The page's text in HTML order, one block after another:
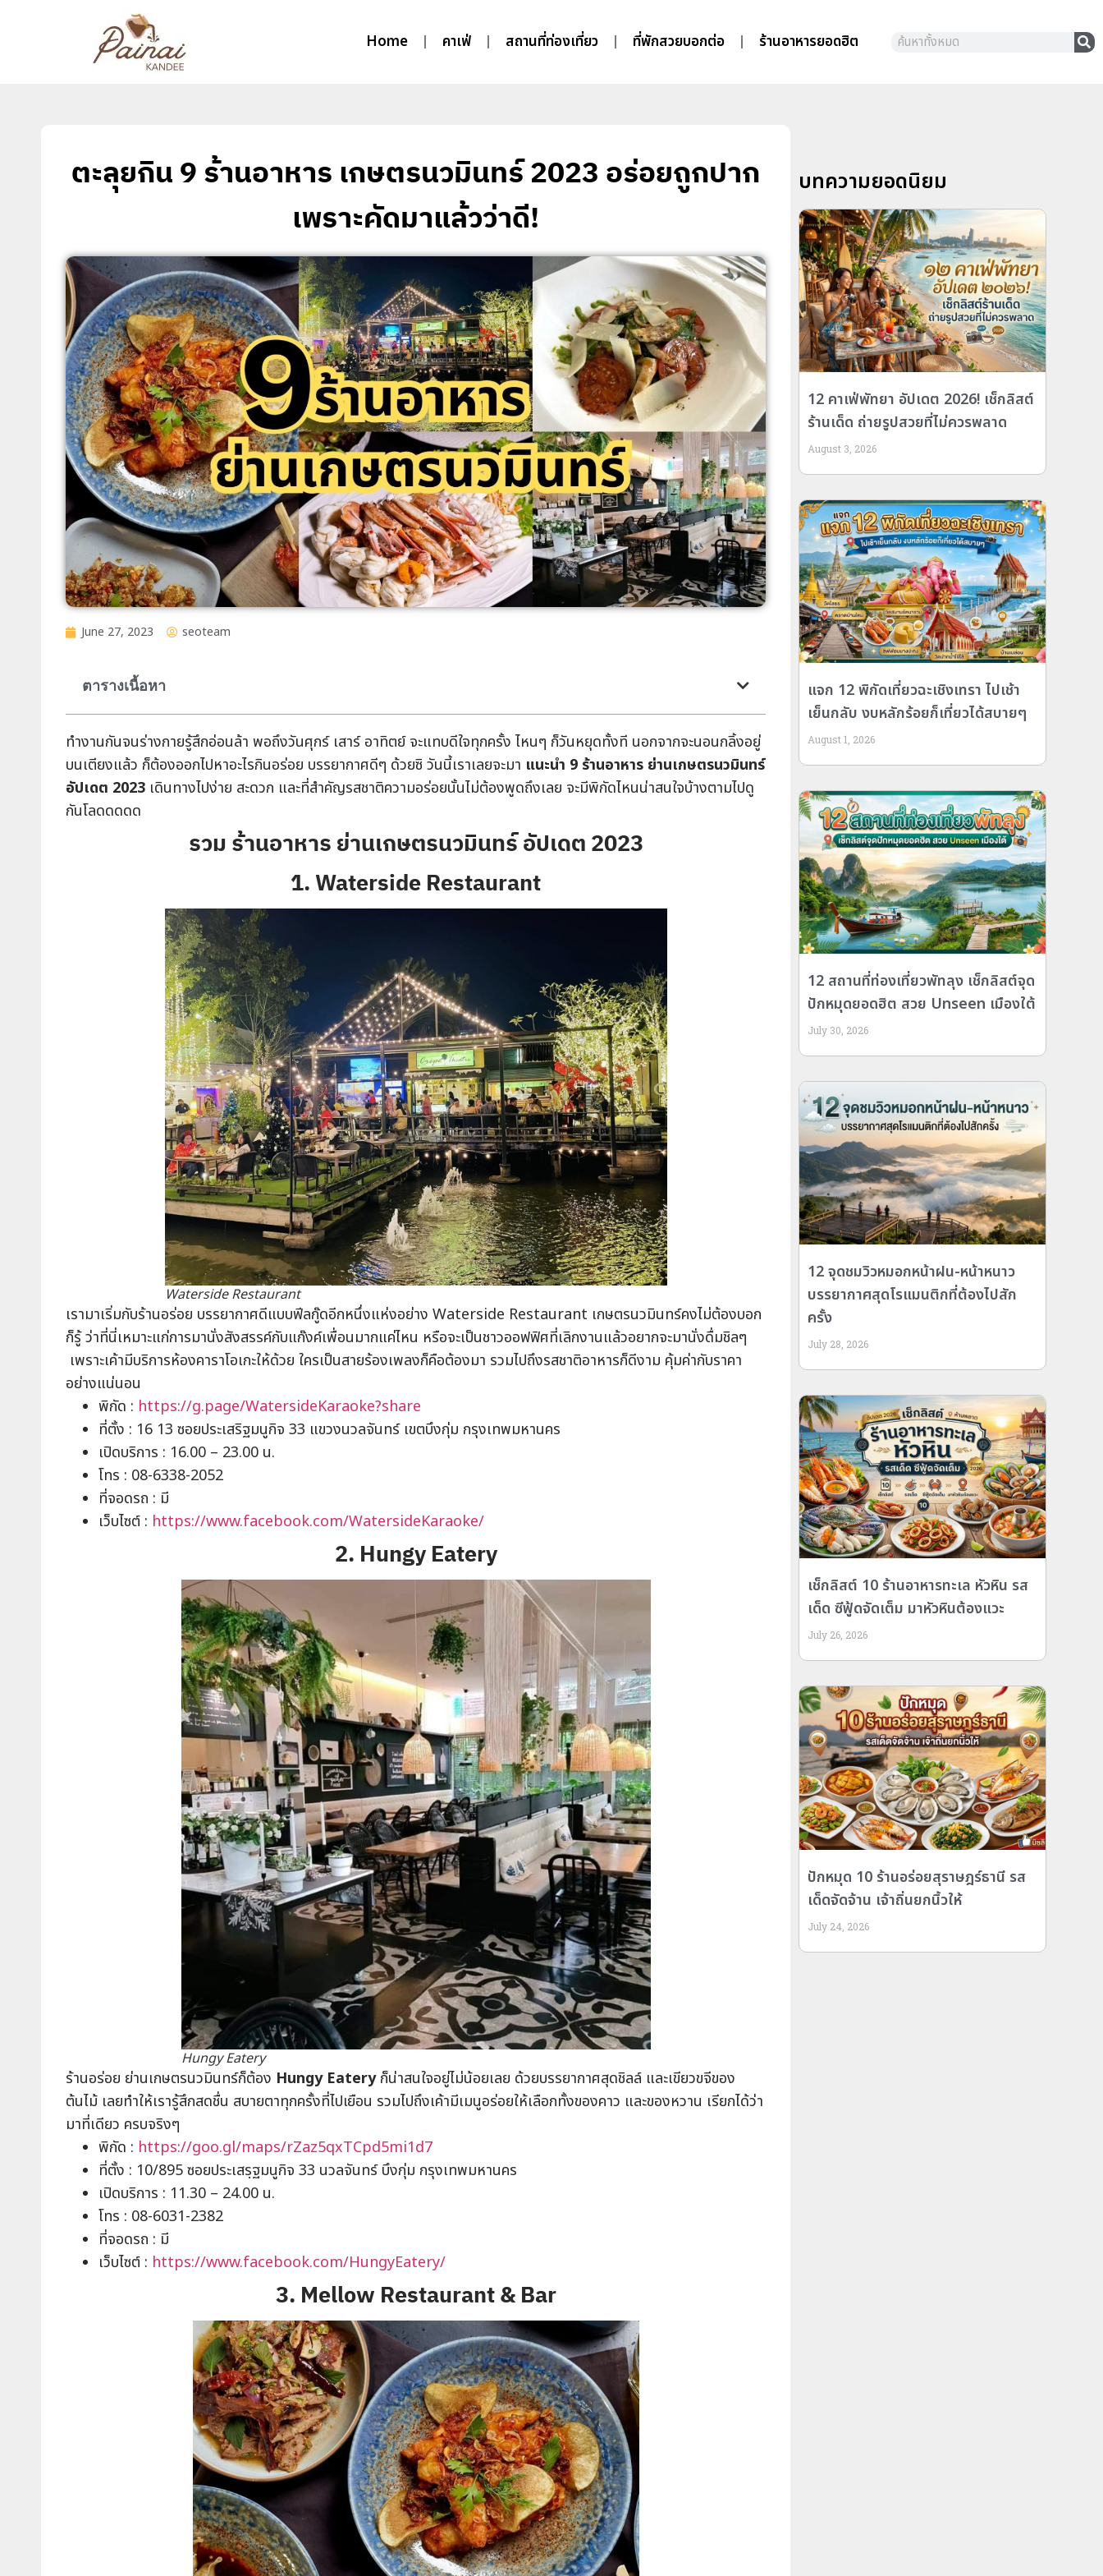
Home คาเฟ่ สถานที่ท่องเที่ยว ที่พักสวยบอกต่อ ร้านอาหารยอดฮิต
ตะลุยกิน 9 ร้านอาหาร เกษตรนวมินทร์ 2023 อร่อยถูกปาก
เพราะคัดมาแล้วว่าดี!
June 27, 2023 seoteam
ตารางเนื้อหา
ทำงานกันจนร่างกายรู้สึกอ่อนล้า พอถึงวันศุกร์ เสาร์ อาทิตย์ จะแทบดีใจทุกครั้ง ไหนๆ ก็วันหยุดทั้งที นอกจากจะนอนกลิ้งอยู่
บนเตียงแล้ว ก็ต้องออกไปหาอะไรกินอร่อย บรรยากาศดีๆ ด้วยซิ วันนี้เราเลยจะมา แนะนำ 9 ร้านอาหาร ย่านเกษตรนวมินทร์
อัปเดต 2023 เดินทางไปง่าย สะดวก และที่สำคัญรสชาติความอร่อยนั้นไม่ต้องพูดถึงเลย จะมีพิกัดไหนน่าสนใจบ้างตามไปดู
กันโลดดดดด
รวม ร้านอาหาร ย่านเกษตรนวมินทร์ อัปเดต 2023
1. Waterside Restaurant
Waterside Restaurant
เรามาเริ่มกับร้านอร่อย บรรยากาศดีแบบฟีลกู๊ดอีกหนึ่งแห่งอย่าง Waterside Restaurant เกษตรนวมินทร์คงไม่ต้องบอก
ก็รู้ ว่าที่นี่เหมาะแก่การมานั่งสังสรรค์กับแก๊งค์เพื่อนมากแค่ไหน หรือจะเป็นชาวออฟฟิศที่เลิกงานแล้วอยากจะมานั่งดื่มชิลๆ
เพราะเค้ามีบริการห้องคาราโอเกะให้ด้วย ใครเป็นสายร้องเพลงก็คือต้องมา รวมไปถึงรสชาติอาหารก็ดีงาม คุ้มค่ากับราคา
อย่างแน่นอน
พิกัด : https://g.page/WatersideKaraoke?share
ที่ตั้ง : 16 13 ซอยประเสริฐมนูกิจ 33 แขวงนวลจันทร์ เขตบึงกุ่ม กรุงเทพมหานคร
เปิดบริการ : 16.00 – 23.00 น.
โทร : 08-6338-2052
ที่จอดรถ : มี
เว็บไซต์ : https://www.facebook.com/WatersideKaraoke/
2. Hungy Eatery
Hungy Eatery
ร้านอร่อย ย่านเกษตรนวมินทร์ก็ต้อง Hungy Eateryก็น่าสนใจอยู่ไม่น้อยเลย ด้วยบรรยากาศสุดชิลล์ และเขียวขจีของ
ต้นไม้ เลยทำให้เรารู้สึกสดชื่น สบายตาทุกครั้งที่ไปเยือน รวมไปถึงเค้ามีเมนูอร่อยให้เลือกทั้งของคาว และของหวาน เรียกได้ว่า
มาที่เดียว ครบจริงๆ
พิกัด : https://goo.gl/maps/rZaz5qxTCpd5mi1d7
ที่ตั้ง : 10/895 ซอยประเสรฺฐมนูกิจ 33 นวลจันทร์ บึงกุ่ม กรุงเทพมหานคร
เปิดบริการ : 11.30 – 24.00 น.
โทร : 08-6031-2382
ที่จอดรถ : มี
เว็บไซต์ : https://www.facebook.com/HungyEatery/
3. Mellow Restaurant & Bar
บทความยอดนิยม
12 คาเฟ่พัทยา อัปเดต 2026! เช็กลิสต์
ร้านเด็ด ถ่ายรูปสวยที่ไม่ควรพลาด
August 3, 2026
แจก 12 พิกัดเที่ยวฉะเชิงเทรา ไปเช้า
เย็นกลับ งบหลักร้อยก็เที่ยวได้สบายๆ
August 1, 2026
12 สถานที่ท่องเที่ยวพัทลุง เช็กลิสต์จุด
ปักหมุดยอดฮิต สวย Unseen เมืองใต้
July 30, 2026
12 จุดชมวิวหมอกหน้าฝน-หน้าหนาว
บรรยากาศสุดโรแมนติกที่ต้องไปสัก
ครั้ง
July 28, 2026
เช็กลิสต์ 10 ร้านอาหารทะเล หัวหิน รส
เด็ด ซีฟู้ดจัดเต็ม มาหัวหินต้องแวะ
July 26, 2026
ปักหมุด 10 ร้านอร่อยสุราษฎร์ธานี รส
เด็ดจัดจ้าน เจ้าถิ่นยกนิ้วให้
July 24, 2026